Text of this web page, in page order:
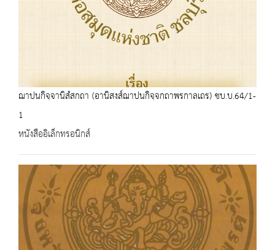
ฌาปนกิจฺจานิสํสกถา (อานิสงส์ฌาปนกิจฺจกถาพรกาลเถร) ชบ.บ.64/1-
1
หนังสืออิเล็กทรอนิกส์